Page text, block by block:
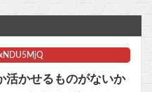
【朗報】大人気漫画「GANTZ」がAmazonでなんと全巻100円ｗｗｗｗｗｗ他
【画像】日本を代表する大物漫画家、高市早苗と小泉進次郎にガチギレして痛烈な風刺漫画を投稿 → これは…
活かせるものがないか